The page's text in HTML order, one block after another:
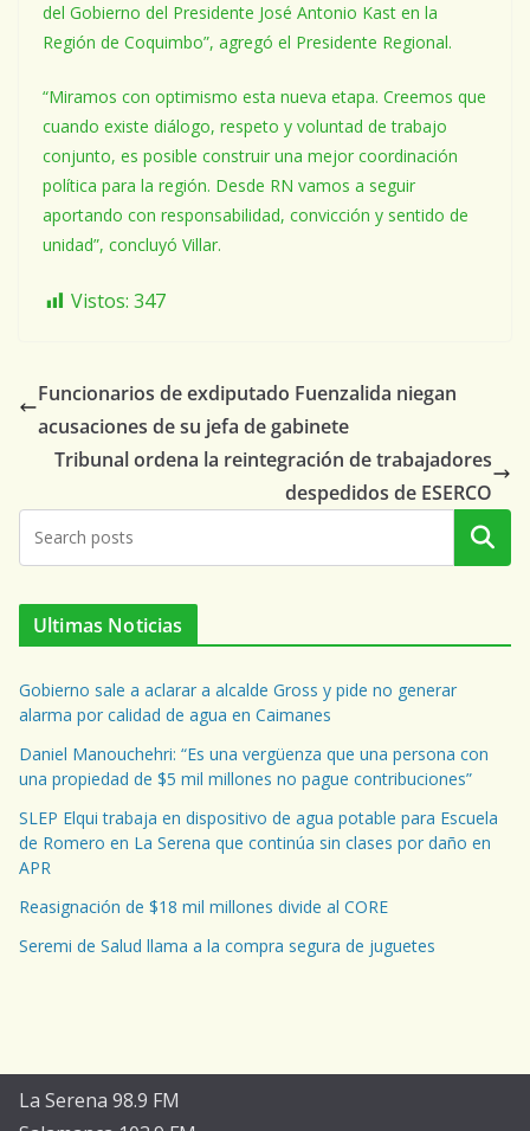
del Gobierno del Presidente José Antonio Kast en la
Región de Coquimbo”, agregó el Presidente Regional.
“Miramos con optimismo esta nueva etapa. Creemos que
cuando existe diálogo, respeto y voluntad de trabajo
conjunto, es posible construir una mejor coordinación
política para la región. Desde RN vamos a seguir
aportando con responsabilidad, convicción y sentido de
unidad”, concluyó Villar.
Vistos: 347
Funcionarios de exdiputado Fuenzalida niegan
acusaciones de su jefa de gabinete
Tribunal ordena la reintegración de trabajadores
despedidos de ESERCO
Buscar
Ultimas Noticias
Gobierno sale a aclarar a alcalde Gross y pide no generar
alarma por calidad de agua en Caimanes
Daniel Manouchehri: “Es una vergüenza que una persona con
una propiedad de $5 mil millones no pague contribuciones”
SLEP Elqui trabaja en dispositivo de agua potable para Escuela
de Romero en La Serena que continúa sin clases por daño en
APR
Reasignación de $18 mil millones divide al CORE
Seremi de Salud llama a la compra segura de juguetes
La Serena 98.9 FM